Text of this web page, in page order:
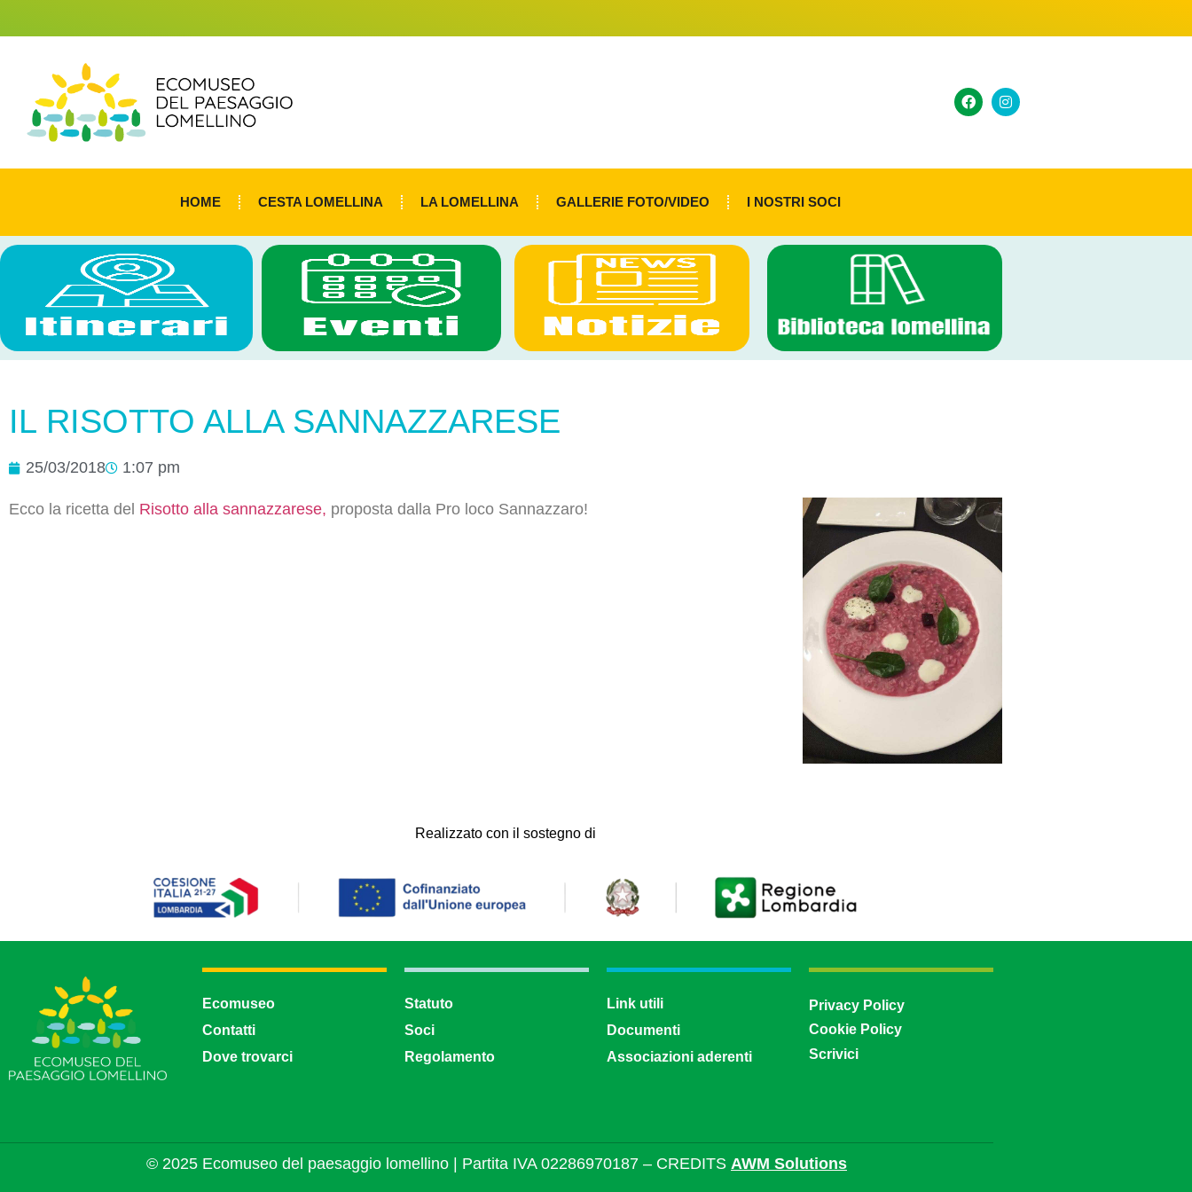
HOME CESTA LOMELLINA LA LOMELLINA GALLERIE FOTO/VIDEO I NOSTRI SOCI
IL RISOTTO ALLA SANNAZZARESE
25/03/2018 1:07 pm
Ecco la ricetta del Risotto alla sannazzarese, proposta dalla Pro loco Sannazzaro!
Realizzato con il sostegno di
Ecomuseo
Contatti
Dove trovarci
Statuto
Soci
Regolamento
Link utili
Documenti
Associazioni aderenti
Privacy Policy
Cookie Policy
Scrivici
© 2025 Ecomuseo del paesaggio lomellino | Partita IVA 02286970187 – CREDITS AWM Solutions